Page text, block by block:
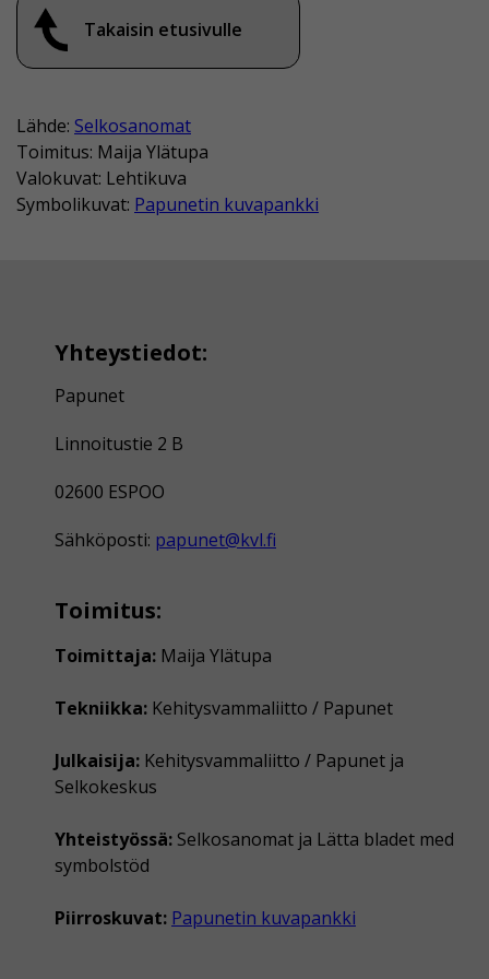
Takaisin etusivulle
Lähde: Selkosanomat
Toimitus: Maija Ylätupa
Valokuvat: Lehtikuva
Symbolikuvat: Papunetin kuvapankki
Yhteystiedot:
Papunet
Linnoitustie 2 B
02600 ESPOO
Sähköposti: papunet@kvl.fi
Toimitus:
Toimittaja: Maija Ylätupa
Tekniikka: Kehitysvammaliitto / Papunet
Julkaisija: Kehitysvammaliitto / Papunet ja
Selkokeskus
Yhteistyössä: Selkosanomat ja Lätta bladet med
symbolstöd
Piirroskuvat: Papunetin kuvapankki